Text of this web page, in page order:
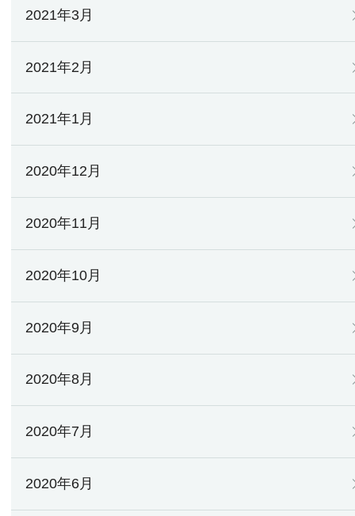
2021年3月
2021年2月
2021年1月
2020年12月
2020年11月
2020年10月
2020年9月
2020年8月
2020年7月
2020年6月